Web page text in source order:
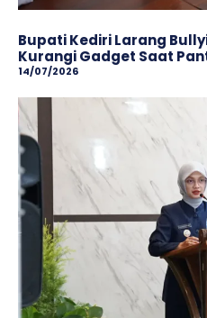
Bupati Kediri Larang
Kurangi Gadget Saat
14/07/2026